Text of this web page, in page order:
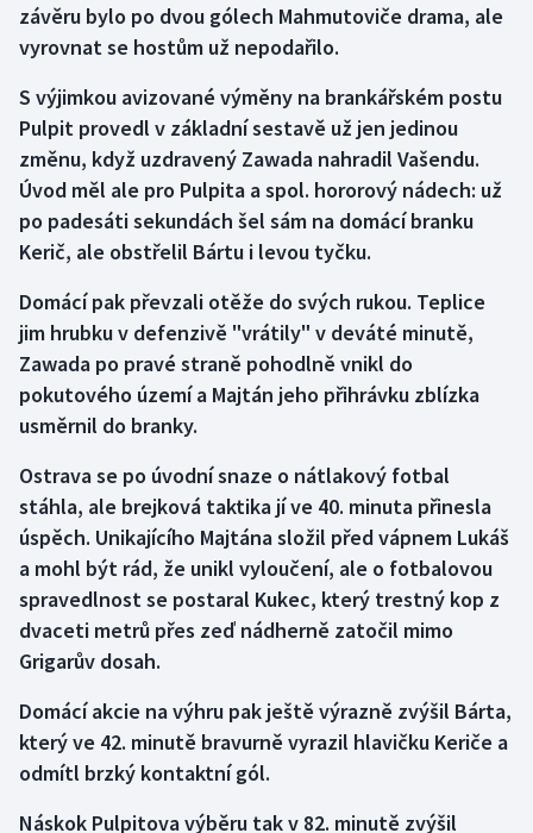
závěru bylo po dvou gólech Mahmutoviče drama, ale
vyrovnat se hostům už nepodařilo.
S výjimkou avizované výměny na brankářském postu
Pulpit provedl v základní sestavě už jen jedinou
změnu, když uzdravený Zawada nahradil Vašendu.
Úvod měl ale pro Pulpita a spol. hororový nádech: už
po padesáti sekundách šel sám na domácí branku
Kerič, ale obstřelil Bártu i levou tyčku.
Domácí pak převzali otěže do svých rukou. Teplice
jim hrubku v defenzivě "vrátily" v deváté minutě,
Zawada po pravé straně pohodlně vnikl do
pokutového území a Majtán jeho přihrávku zblízka
usměrnil do branky.
Ostrava se po úvodní snaze o nátlakový fotbal
stáhla, ale brejková taktika jí ve 40. minuta přinesla
úspěch. Unikajícího Majtána složil před vápnem Lukáš
a mohl být rád, že unikl vyloučení, ale o fotbalovou
spravedlnost se postaral Kukec, který trestný kop z
dvaceti metrů přes zeď nádherně zatočil mimo
Grigarův dosah.
Domácí akcie na výhru pak ještě výrazně zvýšil Bárta,
který ve 42. minutě bravurně vyrazil hlavičku Keriče a
odmítl brzký kontaktní gól.
Náskok Pulpitova výběru tak v 82. minutě zvýšil